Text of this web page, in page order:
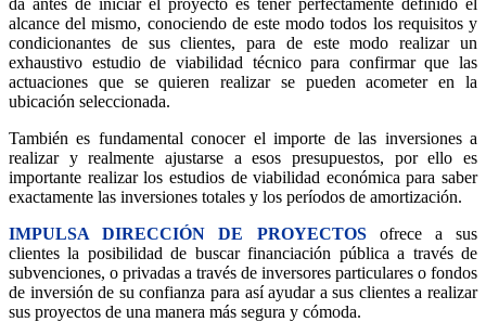
alcance del mismo, conociendo de este modo todos los requisitos y
condicionantes de sus clientes, para de este modo realizar un
exhaustivo estudio de viabilidad técnico para confirmar que las
actuaciones que se quieren realizar se pueden acometer en la
ubicación seleccionada.
También es fundamental conocer el importe de las inversiones a
realizar y realmente ajustarse a esos presupuestos, por ello es
importante realizar los estudios de viabilidad económica para saber
exactamente las inversiones totales y los períodos de amortización.
IMPULSA DIRECCIÓN DE PROYECTOSofrece a sus
clientes la posibilidad de buscar financiación pública a través de
subvenciones, o privadas a través de inversores particulares o fondos
de inversión de su confianza para así ayudar a sus clientes a realizar
sus proyectos de una manera más segura y cómoda.